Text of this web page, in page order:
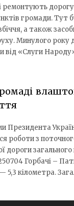
ремонтують
громади. Тут
а також
Минулого року
від «Слуги
Президента
роботи з
дороги
Горбачі –
5,3 кілометра.